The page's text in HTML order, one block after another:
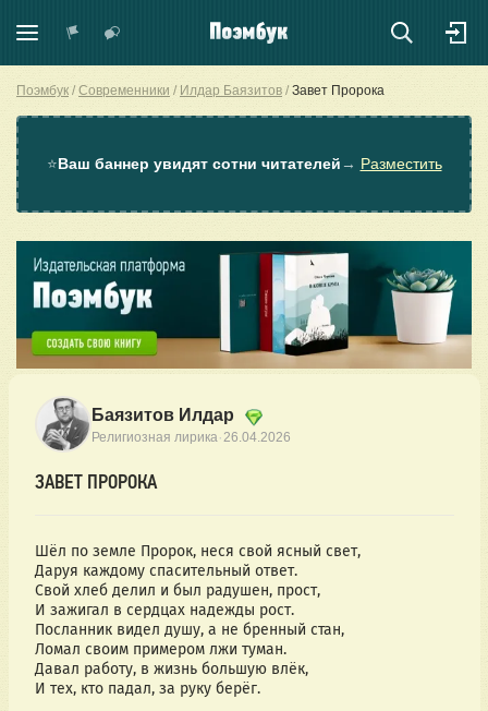
Поэмбук Современники Илдар Баязитов Завет Пророка
⭐Ваш баннер увидят сотни читателей → Разместить
Баязитов Илдар
Религиозная лирика·26.04.2026
ЗАВЕТ ПРОРОКА
Шёл по земле Пророк, неся свой ясный свет,
Даруя каждому спасительный ответ.
Свой хлеб делил и был радушен, прост,
И зажигал в сердцах надежды рост.
Посланник видел душу, а не бренный стан,
Ломал своим примером лжи туман.
Давал работу, в жизнь большую влёк,
И тех, кто падал, за руку берёг.